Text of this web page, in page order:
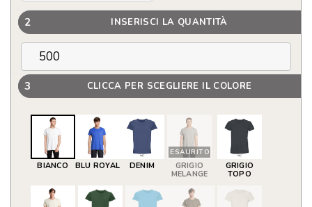
2 INSERISCI LA QUANTITÀ
3 CLICCA PER SCEGLIERE IL COLORE
BIANCO BLU ROYAL DENIM
ESAURITO
GRIGIO
MELANGE
GRIGIO
TOPO